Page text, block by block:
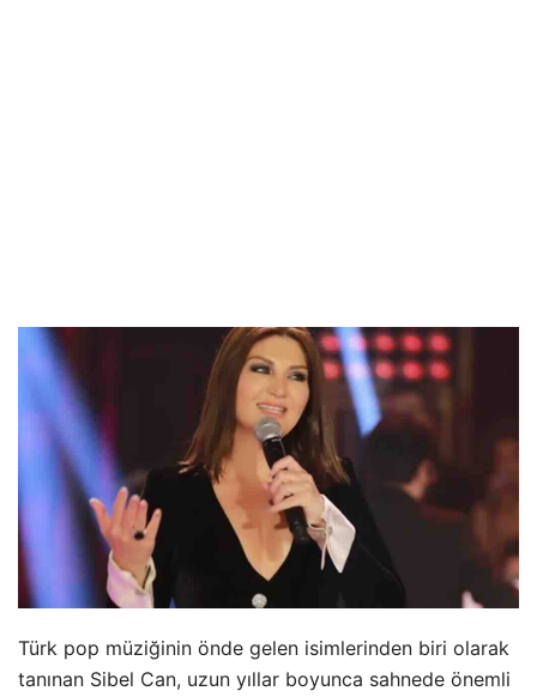
Türk pop müziğinin önde gelen isimlerinden biri olarak
tanınan Sibel Can, uzun yıllar boyunca sahnede önemli